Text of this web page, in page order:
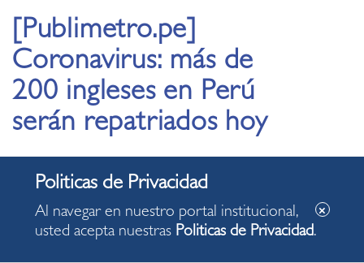
[Publimetro.pe]
Coronavirus: más de
200 ingleses en Perú
serán repatriados hoy
25.03.2020
Los ingleses se reúnen en la sede del instituto de idiomas
Británico de Miraflores donde son atendidos por personal
Al navegar en nuestro portal institucional,
usted acepta nuestras Politicas de Privacidad.